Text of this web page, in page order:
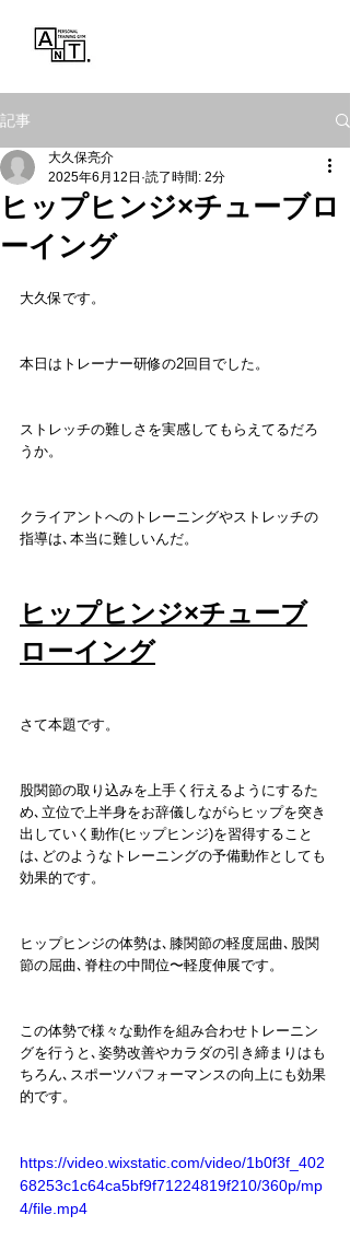
記事
ヒップヒンジ×チューブロ
ーイング
大久保亮介
2025年6月12日 読了時間: 2分
大久保です。
本日はトレーナー研修の2回目でした。
ストレッチの難しさを実感してもらえてるだろ
うか。
クライアントへのトレーニングやストレッチの
指導は､本当に難しいんだ。
ヒップヒンジ×チューブ
ローイング
さて本題です。
股関節の取り込みを上手く行えるようにするた
め､立位で上半身をお辞儀しながらヒップを突き
出していく動作(ヒップヒンジ)を習得すること
は､どのようなトレーニングの予備動作としても
効果的です。
ヒップヒンジの体勢は､膝関節の軽度屈曲､股関
節の屈曲､脊柱の中間位〜軽度伸展です。
この体勢で様々な動作を組み合わせトレーニン
グを行うと､姿勢改善やカラダの引き締まりはも
ちろん､スポーツパフォーマンスの向上にも効果
的です。
https://video.wixstatic.com/video/1b0f3f_402
68253c1c64ca5bf9f71224819f210/360p/mp
4/file.mp4